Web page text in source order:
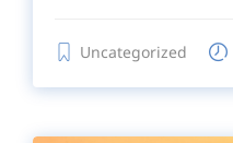
Uncategorized